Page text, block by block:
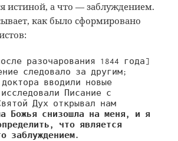
истиной, а что — заблуждением.
как было сформировано
разочарования 1844 года]
следовало за другим;
вводили новые
Писание с
Дух открывал нам
Божья снизошла на меня, и я
что является
заблуждением.